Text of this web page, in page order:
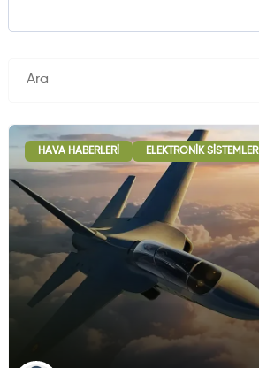
HAVA HABERLERI ELEKTRONIK SISTEMLER
Deniz Haberleri
Uydu ve Uzay Haberi
Silah ve Mühimmatlar